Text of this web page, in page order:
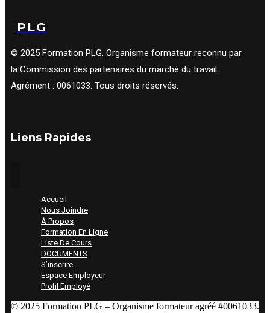
PLG
© 2025 Formation PLG. Organisme formateur reconnu par
la Commission des partenaires du marché du travail.
Agrément : 0061033. Tous droits réservés.
Liens Rapides
Accueil
Nous Joindre
À Propos
Formation En Ligne
Liste De Cours
DOCUMENTS
S’inscrire
Espace Employeur
Profil Employé
© 2025 Formation PLG – Organisme formateuragréé #0061033.